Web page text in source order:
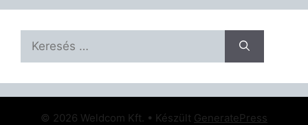
Keresés:
© 2026 Weldcom Kft. • Készült GeneratePress